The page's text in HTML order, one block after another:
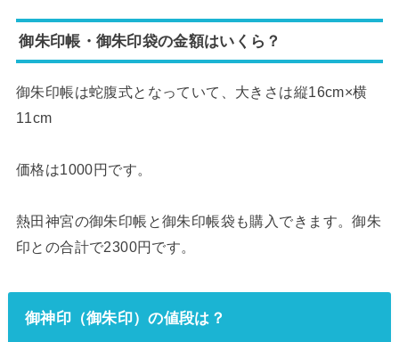
御朱印帳・御朱印袋の金額はいくら？
御朱印帳は蛇腹式となっていて、大きさは縦16cm×横
11cm
価格は1000円です。
熱田神宮の御朱印帳と御朱印帳袋も購入できます。御朱
印との合計で2300円です。
御神印（御朱印）の値段は？